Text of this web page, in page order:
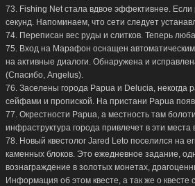
73. Fishing Net стала вдвое эффективнее.
секунд. Напоминаем, что сети следует
74. Переписан вес руды и слитков. Теперь
75. Вход на Марафон оснащен
на активные диалоги. Обнаружена и
(Спасибо, Angelus).
76. Заселены города Papua и Delucia, некогда
сейфами и пропиской. На пристани Papua
77. Окрестности Papua, а местность там
инфраструктура города привлечет в эти места
78. Новый квестолог Jared Leto поселился на
каменных блоков. Это ежедневное задание,
вознаграждение в золотых монетах,
Информация об этом квесте, а так же о